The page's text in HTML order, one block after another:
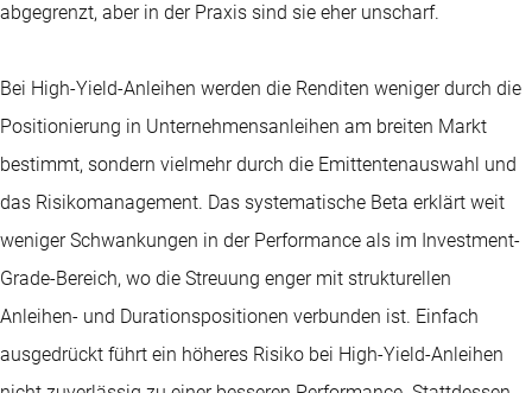
abgegrenzt, aber in der Praxis sind sie eher unscharf.
Bei High-Yield-Anleihen werden die Renditen weniger durch die
Positionierung in Unternehmensanleihen am breiten Markt
bestimmt, sondern vielmehr durch die Emittentenauswahl und
das Risikomanagement. Das systematische Beta erklärt weit
weniger Schwankungen in der Performance als im Investment-
Grade-Bereich, wo die Streuung enger mit strukturellen
Anleihen- und Durationspositionen verbunden ist. Einfach
ausgedrückt führt ein höheres Risiko bei High-Yield-Anleihen